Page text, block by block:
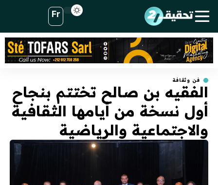
Fr
فن وثقافة
الفقيه بن صالح تختتم بنجاح
أول نسخة من أيامها الثقافية
والاجتماعية والرياضية